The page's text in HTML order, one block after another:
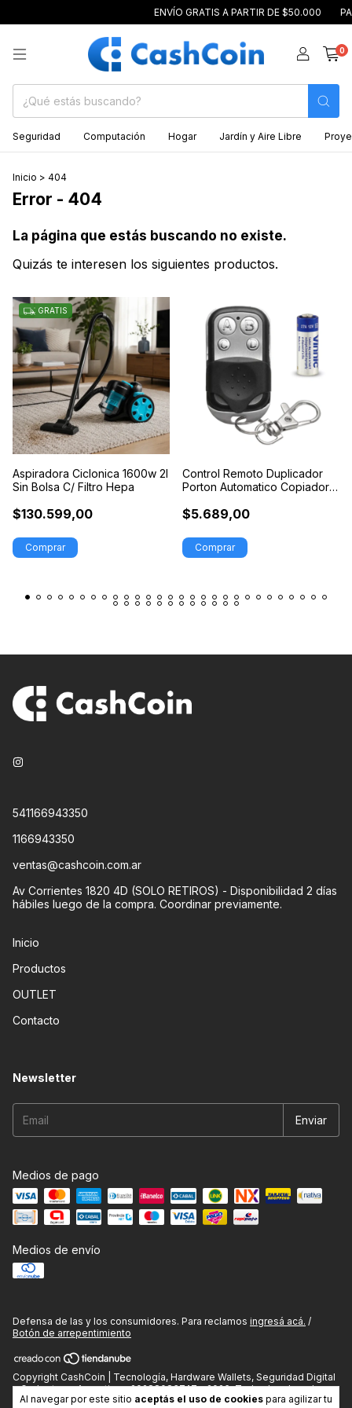
ENVÍO GRATIS A PARTIR DE $50.000 PAGO
0
Seguridad Computación Hogar Jardín y Aire Libre
Al navegar por este sitio aceptás el uso de cookies para agilizar tu
Inicio > 404
Error - 404
La página que estás buscando no existe.
Quizás te interesen los siguientes productos.
GRATIS
Aspiradora Ciclonica 1600w 2l
Sin Bolsa C/ Filtro Hepa
$130.599,00
Control Remoto Duplicador
Porton Automatico Copiador
$5.689,00
Comprar
541166943350
1166943350
ventas@cashcoin.com.ar
Av Corrientes 1820 4D (SOLO RETIROS) - Disponibilidad 2 días
hábiles luego de la compra. Coordinar previamente.
Inicio
Productos
OUTLET
Contacto
Newsletter
Medios de pago
Medios de envío
Defensa de las y los consumidores. Para reclamos ingresá acá. /
Botón de arrepentimiento
Copyright CashCoin | Tecnología, Hardware Wallets, Seguridad Digital
y Gadgets en Argentina - 20288083747 - 2026. Todos los derechos
reservados.